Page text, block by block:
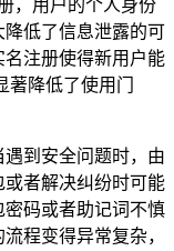
，用户的个人身份
低了信息泄露的可
注册使得新用户能
降低了使用门
到安全问题时，由
者解决纠纷时可能
码或者助记词不慎
程变得异常复杂，